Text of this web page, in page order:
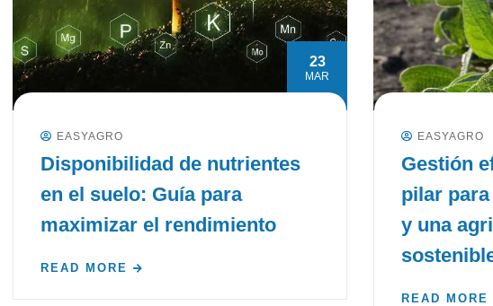
23
MAR
EASYAGRO
Disponibilidad de nutrientes
en el suelo: Guía para
maximizar el rendimiento
READ MORE
EASYAGRO
Gestión
pilar
y una
READ MORE